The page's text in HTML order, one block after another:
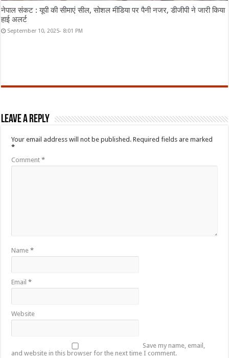
नेपाल संकट : यूपी की सीमाएं सील, सोशल मीडिया पर पैनी नजर, डीजीपी ने जारी किया
हाई अलर्ट
September 10, 2025- 8:01 PM
Leave a Reply
Your email address will not be published. Required fields are marked
*
Comment*
Name*
Email*
Website
Save my name, email,
and website in this browser for the next time I comment.